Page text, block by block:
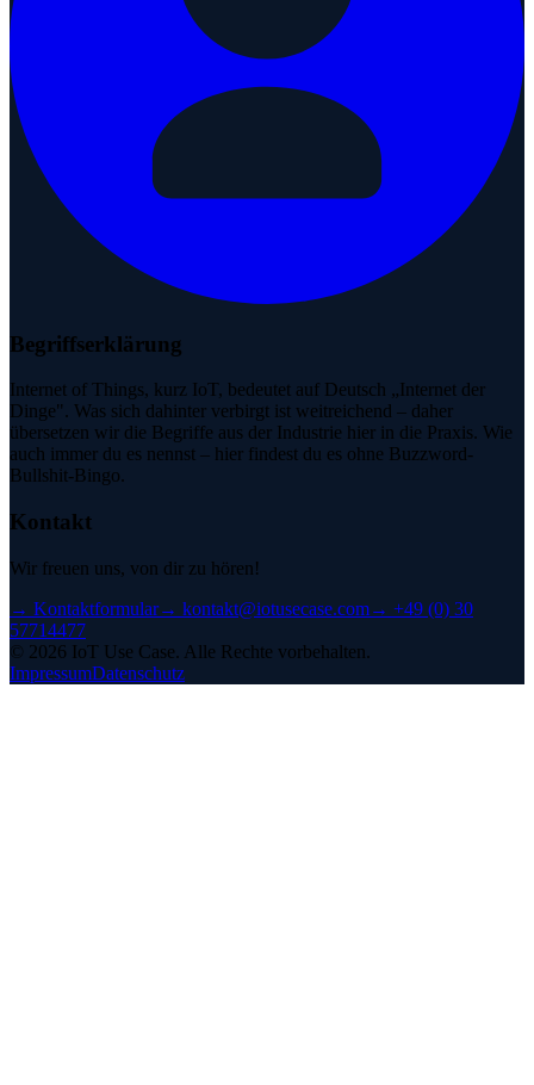
Begriffserklärung
Internet of Things, kurz IoT, bedeutet auf Deutsch „Internet der
Dinge". Was sich dahinter verbirgt ist weitreichend – daher
übersetzen wir die Begriffe aus der Industrie hier in die Praxis. Wie
auch immer du es nennst – hier findest du es ohne Buzzword-
Bullshit-Bingo.
Kontakt
Wir freuen uns, von dir zu hören!
→ Kontaktformular→ kontakt@iotusecase.com→ +49 (0) 30
57714477
© 2026 IoT Use Case. Alle Rechte vorbehalten.
ImpressumDatenschutz